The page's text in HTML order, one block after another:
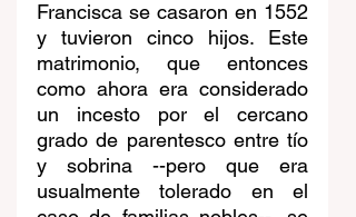
Francisca se casaron en 1552
y tuvieron cinco hijos. Este
matrimonio, que entonces
como ahora era considerado
un incesto por el cercano
grado de parentesco entre tío
y sobrina --pero que era
usualmente tolerado en el